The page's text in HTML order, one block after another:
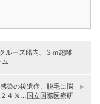
ルーズ船内、３ｍ超離
ム
染の後遺症、脱毛に悩
４％…国立国際医療研